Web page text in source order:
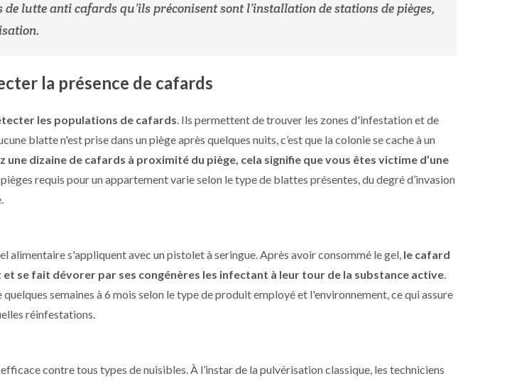
de lutte anti cafards qu’ils préconisent sont l’installation de stations de pièges,
la présence de cafards
les populations de cafards. Ils permettent de trouver les zones d'infestation et de
blatte n'est prise dans un piège après quelques nuits, c’est que la colonie se cache à un
une dizaine de cafards à proximité du piège, cela signifie que vous êtes victime d’une
requis pour un appartement varie selon le type de blattes présentes, du degré d’invasion
alimentaire s'appliquent avec un pistolet à seringue. Après avoir consommé le gel, le cafard
se fait dévorer par ses congénères les infectant à leur tour de la substance active.
quelques semaines à 6 mois selon le type de produit employé et l'environnement, ce qui assure
réinfestations.
contre tous types de nuisibles. À l’instar de la pulvérisation classique, les techniciens